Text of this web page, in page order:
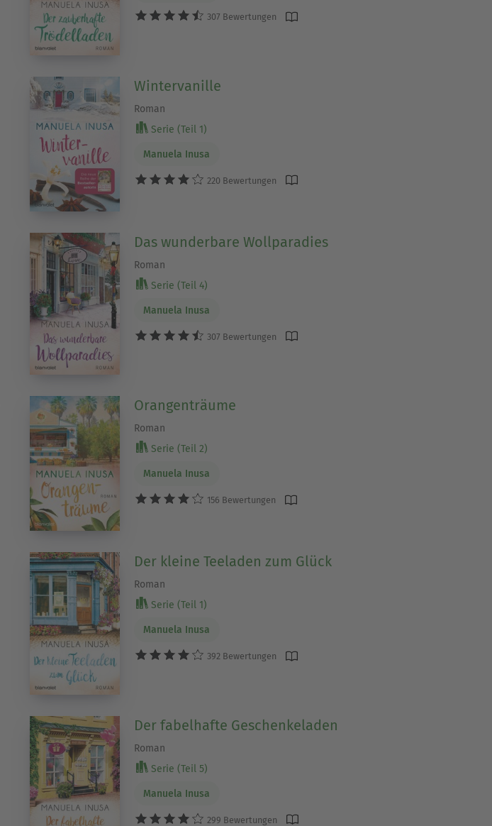
307 Bewertungen
Wintervanille
Roman
Serie (Teil 1)
Manuela Inusa
220 Bewertungen
Das wunderbare Wollparadies
Roman
Serie (Teil 4)
Manuela Inusa
307 Bewertungen
Orangenträume
Roman
Serie (Teil 2)
Manuela Inusa
156 Bewertungen
Der kleine Teeladen zum Glück
Roman
Serie (Teil 1)
Manuela Inusa
392 Bewertungen
Der fabelhafte Geschenkeladen
Roman
Serie (Teil 5)
Manuela Inusa
299 Bewertungen